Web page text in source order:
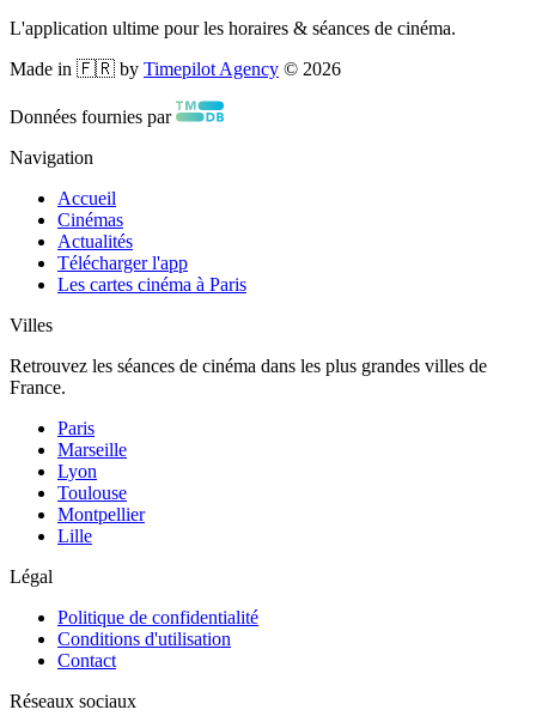
L'application ultime pour les horaires & séances de cinéma.
Made in 🇫🇷 by Timepilot Agency © 2026
Données fournies par
Navigation
Accueil
Cinémas
Actualités
Télécharger l'app
Les cartes cinéma à Paris
Villes
Retrouvez les séances de cinéma dans les plus grandes villes de
France.
Paris
Marseille
Lyon
Toulouse
Montpellier
Lille
Légal
Politique de confidentialité
Conditions d'utilisation
Contact
Réseaux sociaux